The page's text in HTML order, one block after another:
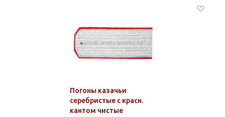
Погоны казачьи
серебристые с красн.
кантом чистые